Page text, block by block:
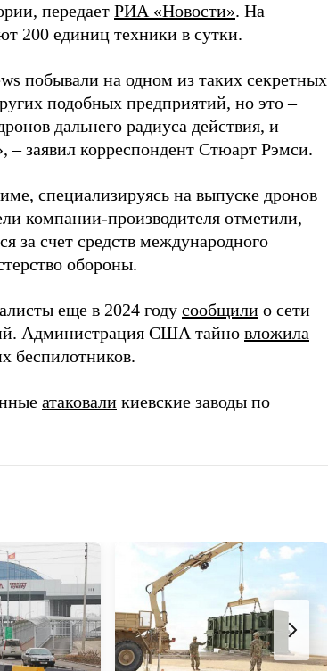
передает РИА «Новости». На
200 единиц техники в сутки.
побывали на одном из таких секретных
подобных предприятий, но это –
дальнего радиуса действия, и
– заявил корреспондент Стюарт Рэмси.
специализируясь на выпуске дронов
компании-производителя отметили,
за счет средств международного
обороны.
еще в 2024 году сообщили о сети
Администрация США тайно вложила
беспилотников.
атаковали киевские заводы по